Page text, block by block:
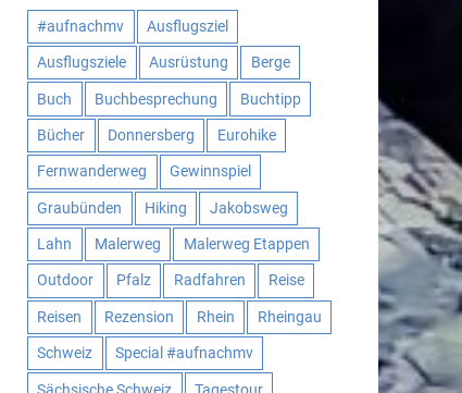
#aufnachmv Ausflugsziel
Ausflugsziele Ausrüstung Berge
Buch Buchbesprechung Buchtipp
Bücher Donnersberg Eurohike
Fernwanderweg Gewinnspiel
Graubünden Hiking Jakobsweg
Lahn Malerweg Malerweg Etappen
Outdoor Pfalz Radfahren Reise
Reisen Rezension Rhein Rheingau
Schweiz Special #aufnachmv
Sächsische Schweiz Tagestour